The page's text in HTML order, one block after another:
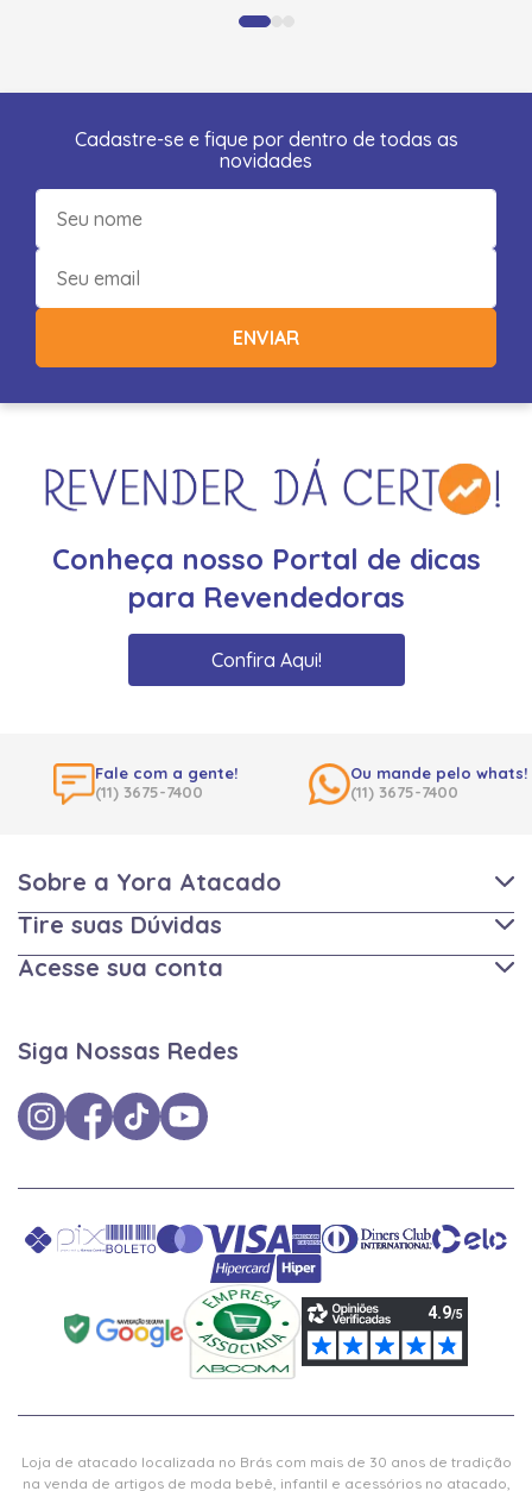
Cadastre-se e fique por dentro de todas as
novidades
ENVIAR
Conheça nosso Portal de dicas
para Revendedoras
Confira Aqui!
Fale com a gente!
(11) 3675-7400
Ou mande pelo whats!
(11) 3675-7400
Sobre a Yora Atacado
Tire suas Dúvidas
Acesse sua conta
Siga Nossas Redes
Loja de atacado localizada no Brás com mais de 30 anos de tradição
na venda de artigos de moda bebê, infantil e acessórios no atacado,